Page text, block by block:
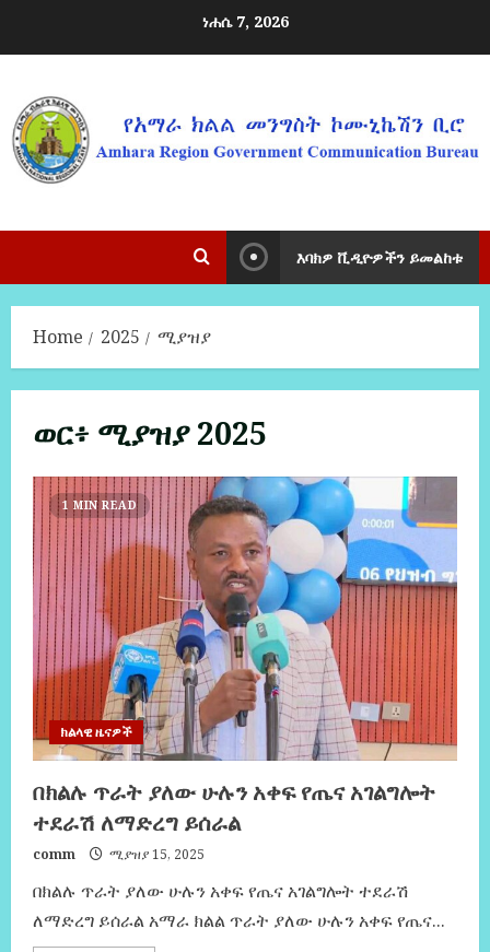
ነሐሴ 7, 2026
እባክዎ ቪዲዮዎችን ይመልከቱ
Home 2025 ሚያዝያ
ወር፥ ሚያዝያ 2025
1 MIN READ
ክልላዊ ዜናዎች
በክልሉ ጥራት ያለው ሁሉን አቀፍ የጤና አገልግሎት
ተደራሽ ለማድረግ ይሰራል
comm ሚያዝያ 15, 2025
በክልሉ ጥራት ያለው ሁሉን አቀፍ የጤና አገልግሎት ተደራሽ
ለማድረግ ይሰራል አማራ ክልል ጥራት ያለው ሁሉን አቀፍ የጤና...